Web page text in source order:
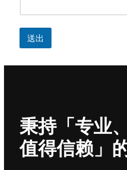
送出
秉持「专业
值得信赖」